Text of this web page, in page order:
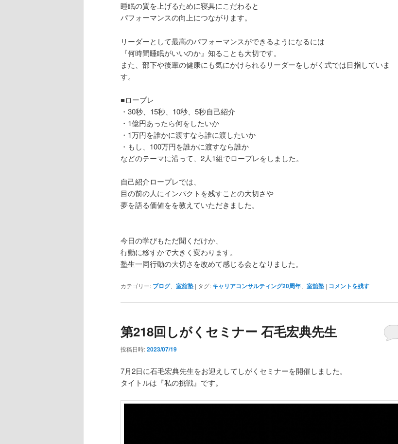
睡眠の質を上げるために寝具にこだわると
パフォーマンスの向上につながります。
リーダーとして最高のパフォーマンスができるようになるには
『何時間睡眠がいいのか』知ることも大切です。
また、部下や後輩の健康にも気にかけられるリーダーをしがく式では目指していま
す。
■ロープレ
・30秒、15秒、10秒、5秒自己紹介
・1億円あったら何をしたいか
・1万円を誰かに渡すなら誰に渡したいか
・もし、100万円を誰かに渡すなら誰か
などのテーマに沿って、2人1組でロープレをしました。
自己紹介ロープレでは、
目の前の人にインパクトを残すことの大切さや
夢を語る価値をを教えていただきました。
今日の学びもただ聞くだけか、
行動に移すかで大きく変わります。
塾生一同行動の大切さを改めて感じる会となりました。
カテゴリー: ブログ、 室舘塾 | タグ: キャリアコンサルティング20周年 室舘塾 | コメントを残す
第218回しがくセミナー 石毛宏典先生
投稿日時:2023/07/19
7月2日に石毛宏典先生をお迎えしてしがくセミナーを開催しました。
タイトルは『私の挑戦』です。